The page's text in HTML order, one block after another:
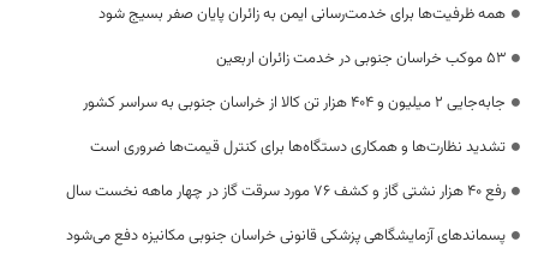
همه ظرفیت‌ها برای خدمت‌رسانی ایمن به زائران پایان صفر بسیج شود
53 موکب خراسان جنوبی در خدمت زائران اربعین
جابه‌جایی 2 میلیون و 404 هزار تن کالا از خراسان جنوبی به سراسر کشور
تشدید نظارت‌ها و همکاری دستگاه‌ها برای کنترل قیمت‌ها ضروری است
رفع 40 هزار نشتی گاز و کشف 76 مورد سرقت گاز در چهار ماهه نخست سال
پسماندهای آزمایشگاهی پزشکی قانونی خراسان جنوبی مکانیزه دفع می‌شود